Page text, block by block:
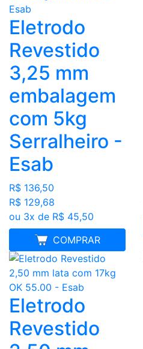
Eletrodo
Revestido
3,25 mm
embalagem
com 5kg
Serralheiro -
Esab
R$ 136,50
R$ 129,68
ou 3x de R$ 45,50
COMPRAR
MELHOR PREÇO
Eletrodo
Revestido